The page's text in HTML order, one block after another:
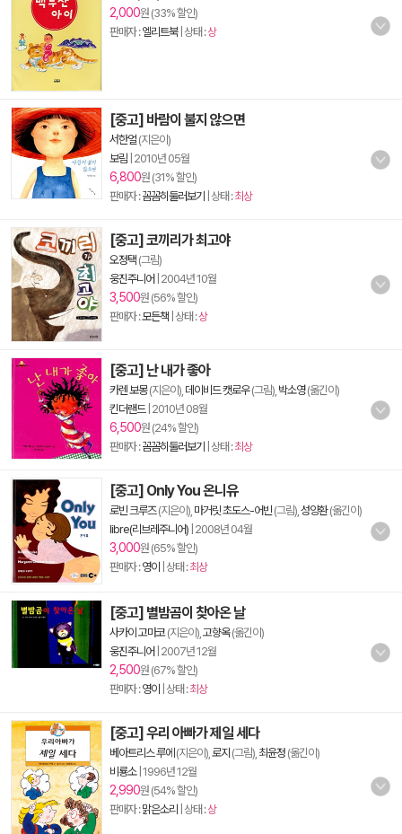
2,000원 (33% 할인)
판매자 :엘리트북| 상태 :상
[중고] 바람이 불지 않으면
서한얼 (지은이)
보림 2010년 05월
6,800원 (31% 할인)
판매자 :꼼꼼히둘러보기 | 상태 :최상
[중고] 코끼리가 최고야
오정택 (그림)
웅진주니어 2004년 10월
3,500원 (56% 할인)
판매자 :모든책 | 상태 :상
[중고] 난 내가 좋아
카렌 보몽(지은이), 데이비드 캣로우(그림), 박소영(옮긴이)
킨더랜드| 2010년 08월
6,500원 (24% 할인)
판매자 :꼼꼼히둘러보기 | 상태 :최상
[중고] Only You 온니유
로빈 크루즈(지은이), 마거릿 초도스-어빈 (그림), 성양환(옮긴이)
libre(리브레주니어) 2008년 04월
3,000원 (65% 할인)
판매자 :영이 | 상태 :최상
[중고] 별밤곰이 찾아온 날
사카이 고마코(지은이), 고향옥(옮긴이)
웅진주니어 2007년 12월
2,500원 (67% 할인)
판매자 :영이 | 상태 :최상
[중고] 우리 아빠가 제일 세다
베아트리스 루에 (지은이), 로지 (그림), 최윤정 (옮긴이)
비룡소| 1996년 12월
2,990원 (54% 할인)
판매자 :맑은소리 | 상태 :상